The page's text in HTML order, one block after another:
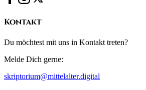
Kontakt
Du möchtest mit uns in Kontakt treten?
Melde Dich gerne:
skriptorium@mittelalter.digital